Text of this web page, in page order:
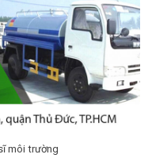
môi trường